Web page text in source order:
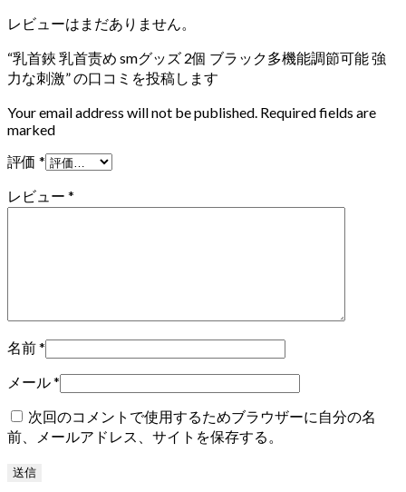
レビューはまだありません。
“乳首鋏 乳首责め smグッズ 2個 ブラック多機能調節可能 強
力な刺激” の口コミを投稿します
Your email address will not be published. Required fields are
marked
評価 *
レビュー *
名前*
メール*
次回のコメントで使用するためブラウザーに自分の名
前、メールアドレス、サイトを保存する。